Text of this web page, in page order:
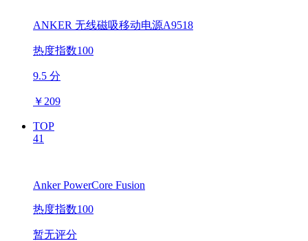
ANKER 无线磁吸移动电源A9518
热度指数100
9.5 分
￥ 209
TOP
41
Anker PowerCore Fusion
热度指数100
暂无评分